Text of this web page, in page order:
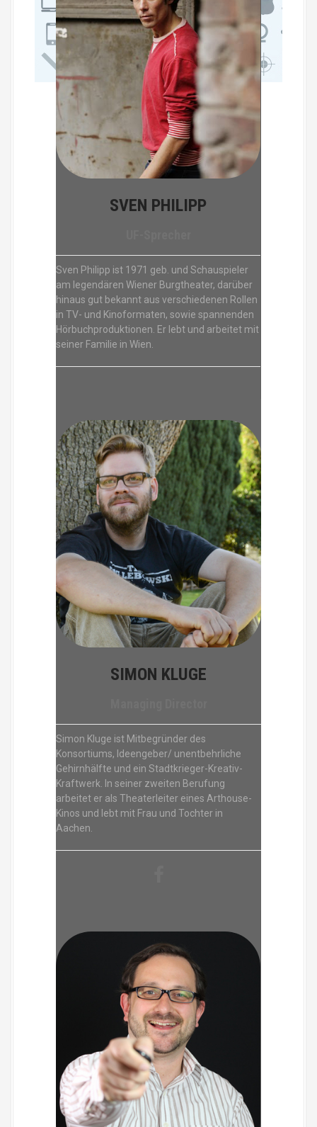
SVEN PHILIPP
Sven Philipp ist 1971 geb. und Schauspieler
am legendären Wiener Burgtheater, darüber
hinaus gut bekannt aus verschiedenen Rollen
in TV- und Kinoformaten, sowie spannenden
Hörbuchproduktionen. Er lebt und arbeitet mit
seiner Familie in Wien.
SIMON KLUGE
Simon Kluge ist Mitbegründer des
Konsortiums, Ideengeber/ unentbehrliche
Gehirnhälfte und ein Stadtkrieger-Kreativ-
Kraftwerk. In seiner zweiten Berufung
arbeitet er als Theaterleiter eines Arthouse-
Kinos und lebt mit Frau und Tochter in
Aachen.